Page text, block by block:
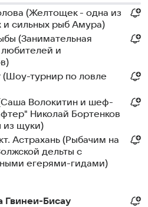
(Желтощек - одна из
и сильных рыб Амура)
(Занимательная
любителей и
(Шоу-турнир по ловле
Волокитин и шеф-
Николай Бортенков
из щуки)
Астрахань (Рыбачим на
дельты с
егерями-гидами)
Гвинеи-Бисау